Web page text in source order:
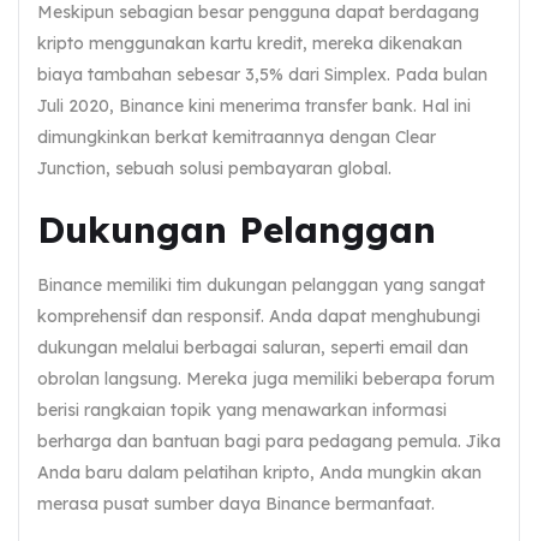
Meskipun sebagian besar pengguna dapat berdagang
kripto menggunakan kartu kredit, mereka dikenakan
biaya tambahan sebesar 3,5% dari Simplex. Pada bulan
Juli 2020, Binance kini menerima transfer bank. Hal ini
dimungkinkan berkat kemitraannya dengan Clear
Junction, sebuah solusi pembayaran global.
Dukungan Pelanggan
Binance memiliki tim dukungan pelanggan yang sangat
komprehensif dan responsif. Anda dapat menghubungi
dukungan melalui berbagai saluran, seperti email dan
obrolan langsung. Mereka juga memiliki beberapa forum
berisi rangkaian topik yang menawarkan informasi
berharga dan bantuan bagi para pedagang pemula. Jika
Anda baru dalam pelatihan kripto, Anda mungkin akan
merasa pusat sumber daya Binance bermanfaat.